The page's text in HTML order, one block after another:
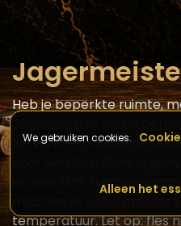
Jagermeister
Heb je beperkte ruimte,
serveren? Ontdek de
en een slim,
machine je Jägermeister
temperatuur. Let op: fles
We gebruiken cookies.
Alleen het